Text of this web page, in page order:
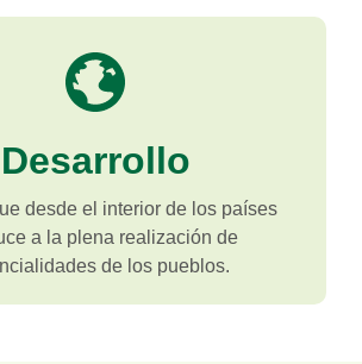
Desarrollo
desde el interior de los países
a la plena realización de
de los pueblos.